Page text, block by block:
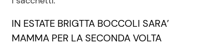
Contattaci
IN ESTATE BRIGTTA BOCCOLI SARA’
MAMMA PER LA SECONDA VOLTA